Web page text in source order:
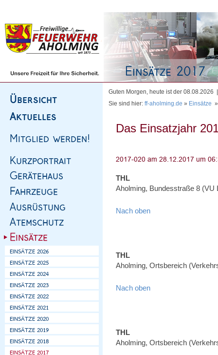
Guten Morgen, heute ist der
Sie sind hier: ff-aholming.de » Einsätze
Das Einsatzjahr
THL
Aholming, Bundesstraße 8
Nach oben
THL
Aholming, Ortsbereich
Nach oben
THL
Aholming, Ortsbereich